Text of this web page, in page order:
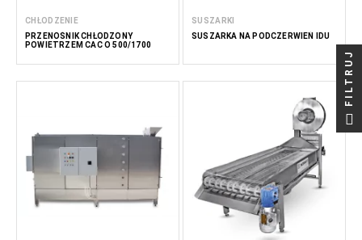
CHŁODZENIE
PRZENOŚNIK CHŁODZONY
POWIETRZEM CAC O 500/1700
SUSZARKI
SUSZARKA NA PODCZERWIEŃ IDU
FILTRUJ